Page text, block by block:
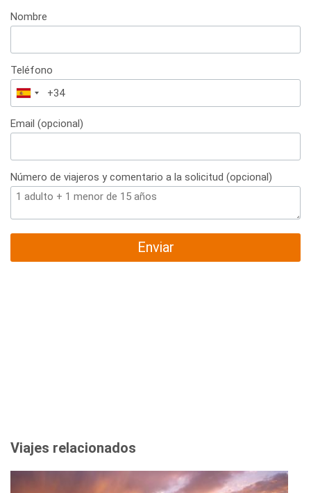
Nombre
Teléfono
España
+34
Email (opcional)
Número de viajeros y comentario a la solicitud (opcional)
Enviar
Viajes relacionados